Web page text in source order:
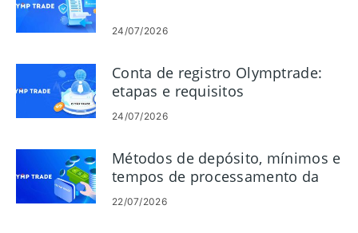
24/07/2026
Conta de registro Olymptrade:
etapas e requisitos
24/07/2026
Métodos de depósito, mínimos e
tempos de processamento da
Olymptrade
22/07/2026